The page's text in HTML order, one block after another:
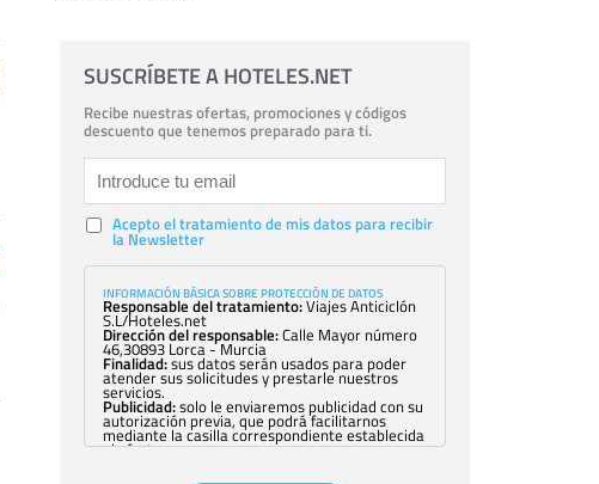
SUSCRÍBETE A HOTELES.NET
Recibe nuestras ofertas, promociones y códigos
descuento que tenemos preparado para ti.
Acepto el tratamiento de mis datos para recibir
la Newsletter
INFORMACIÓN BÁSICA SOBRE PROTECCIÓN DE DATOS
Responsable del tratamiento:Viajes Anticiclón
S.L/Hoteles.net
Dirección del responsable:Calle Mayor número
46,30893 Lorca - Murcia
Finalidad:sus datos serán usados para poder
atender sus solicitudes y prestarle nuestros
servicios.
Publicidad:solo le enviaremos publicidad con su
autorización previa, que podrá facilitarnos
mediante la casilla correspondiente establecida
al efecto.
con su consentimiento previo, que podrá